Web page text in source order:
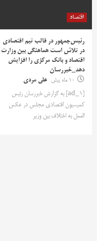
اقتصاد
رئیس‌جمهور در قالب تیم اقتصادی
در تلاش است هماهنگی‌ بین وزارت
اقتصاد و بانک مرکزی را افزایش
دهد_خبررسان
10 ماه پیش
علی مردی
[ad_1] به گزارش خبررسان رئیس
کمیسیون اقتصادی مجلس در عکس
العمل به اختلاف بین وزیر